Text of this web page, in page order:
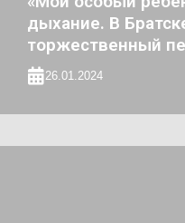
дыхание. В
торжественный
26.01.2024